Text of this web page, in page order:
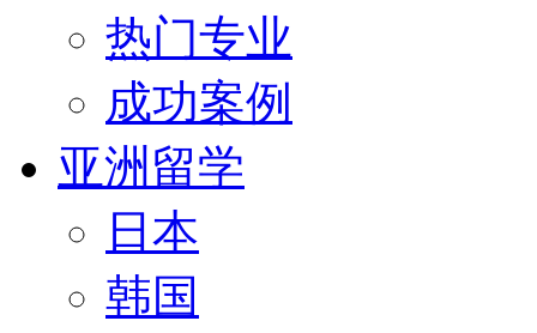
热门专业
成功案例
亚洲留学
日本
韩国